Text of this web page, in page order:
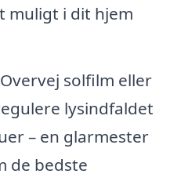
muligt i dit hjem
Overvej solfilm eller
lysindfaldet
– en glarmester
de bedste